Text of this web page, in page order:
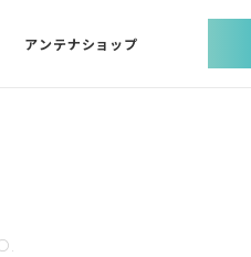
アンテナショップ